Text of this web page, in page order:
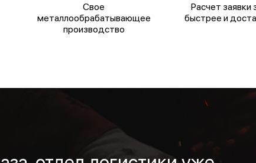
Свое
металлообрабатывающее
производство
Расчет заявки
быстрее и